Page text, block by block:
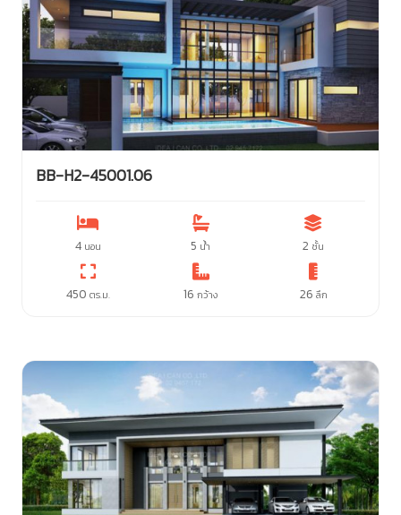
BB-H2-45001.06
4 นอน 5 น้ำ 2 ชั้น
450 ตร.ม. 16 กว้าง 26 ลึก